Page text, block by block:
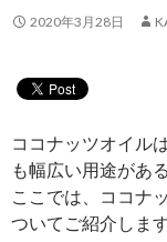
2020年3月28日
ココナッツオイル
も幅広い用途があ
ここでは、ココナ
ついてご紹介します